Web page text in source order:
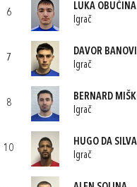
6
LUKA OBUĆINA
Igrač
7
DAVOR
Igrač
8
BERNARD
Igrač
10
HUGO DA
Igrač